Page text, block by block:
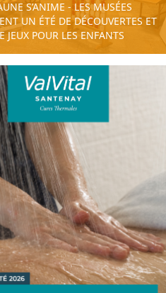
S’ANIME - LES MUSÉES
UN ÉTÉ DE DÉCOUVERTES ET
JEUX POUR LES ENFANTS